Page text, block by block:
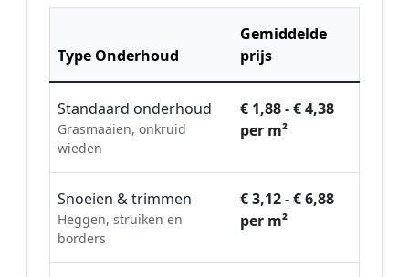
Type Onderhoud
Gemiddelde
prijs
Standaard onderhoud
Grasmaaien, onkruid
wieden
€ 1,88 - € 4,38
per m²
Snoeien & trimmen
Heggen, struiken en
borders
€ 3,12 - € 6,88
per m²